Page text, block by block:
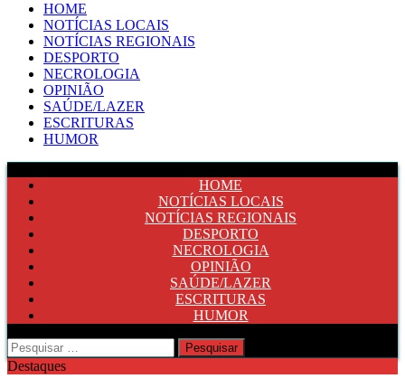
HOME
NOTÍCIAS LOCAIS
NOTÍCIAS REGIONAIS
DESPORTO
NECROLOGIA
OPINIÃO
SAÚDE/LAZER
ESCRITURAS
HUMOR
HOME
NOTÍCIAS LOCAIS
NOTÍCIAS REGIONAIS
DESPORTO
NECROLOGIA
OPINIÃO
SAÚDE/LAZER
ESCRITURAS
HUMOR
Pesquisar
por:
Destaques